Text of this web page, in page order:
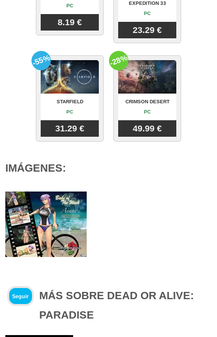
PC
8.19 €
EXPEDITION 33
PC
23.29 €
STARFIELD
PC
31.29 €
-55%
CRIMSON DESERT
PC
49.99 €
-28%
IMÁGENES:
Seguir
MÁS SOBRE DEAD OR ALIVE:
PARADISE